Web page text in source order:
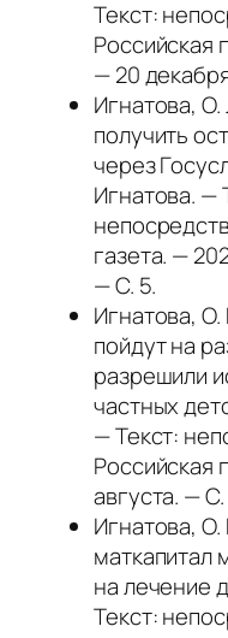
Текст:
Российская
— 20
Игнатова,
получить
через
Игнатова. —
газета. —
— С. 5.
Игнатова,
пойдут на
разрешили
частных
— Текст:
Российская
августа. — С.
Игнатова,
маткапитал
на лечение
Текст: